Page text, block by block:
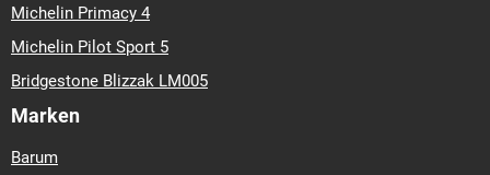
Michelin Primacy 4
Michelin Pilot Sport 5
Bridgestone Blizzak LM005
Marken
Barum